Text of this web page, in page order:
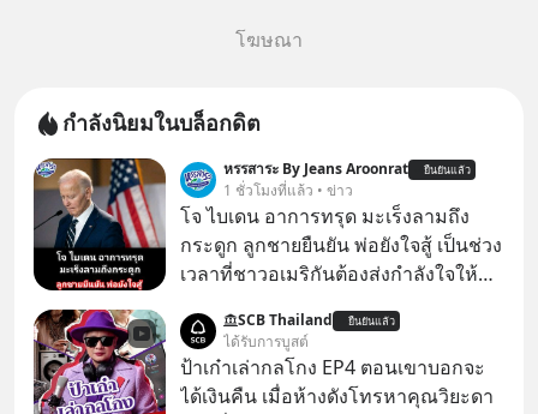
โฆษณา
กำลังนิยมในบล็อกดิต
หรรสาระ By Jeans Aroonrat ยืนยันแล้ว
1 ชั่วโมงที่แล้ว • ข่าว
โจ ไบเดน อาการทรุด มะเร็งลามถึง
กระดูก ลูกชายยืนยัน พ่อยังใจสู้ เป็นช่วง
เวลาที่ชาวอเมริกันต้องส่งกำลังใจให้กับ
ตอนนี้กำลังต่อสู้กับโรคมะเร็งอย่างหนัก
ล่าสุด ฮันเตอร์ ไบเดน ลูกชายได้ออกมา
เปิดเผยอาการของพ่อว่า "น่าเป็นห่วง
SCB Thailand ยืนยันแล้ว
ได้รับการบูสต์
ป้าเก๋าเล่ากลโกง EP4 ตอนเขาบอกจะ
ได้เงินคืน เมื่อห้างดังโทรหาคุณวิยะดา